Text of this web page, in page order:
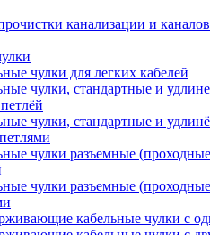
канализации и
чулки для легких кабелей
чулки, стандартные и
чулки, стандартные и
чулки разъемные
чулки разъемные
кабельные чулки с